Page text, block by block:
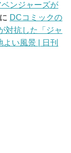
ンジャーズが
に DCコミックの
対抗した「ジャ
い風景 | 日刊